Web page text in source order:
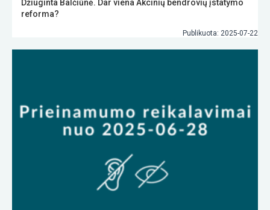
Džiuginta Balčiūnė. Dar viena Akcinių bendrovių įstatymo
reforma?
Publikuota: 2025-07-22